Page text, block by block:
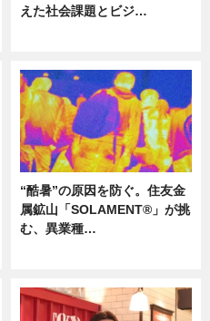
えた社会課題とビジ…
“酷暑”の原因を防ぐ。住友金
属鉱山「SOLAMENT®」が挑
む、異業種…